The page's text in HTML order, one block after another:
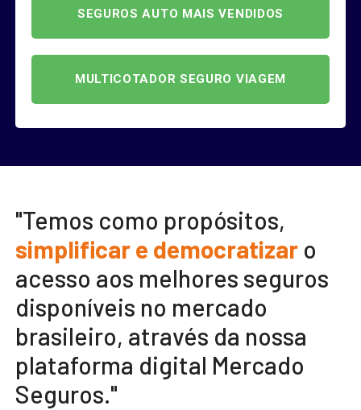
SEGUROS AUTO MAIS VENDIDOS
MULTICOTADOR SEGURO VIAGEM
"Temos como propósitos,
simplificar e democratizar o
acesso aos melhores seguros
disponíveis no mercado
brasileiro, através da nossa
plataforma digital Mercado
Seguros."